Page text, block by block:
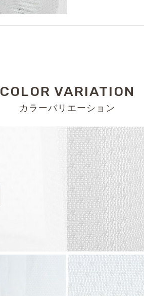
COLOR VARIATION
カラーバリエーション